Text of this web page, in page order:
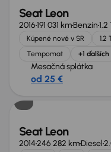
Seat Leon
2016191 031 kmBenzín1.2
Kúpené nové v SR 1.2
Tempomat
+1 ďalších
Mesačná splátka
od 25 €
Seat Leon
2014246 282 kmDiesel